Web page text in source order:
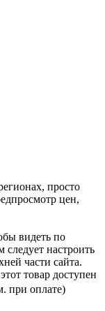
просто
цен,
видеть по
настроить
части сайта.
товар доступен
при оплате)